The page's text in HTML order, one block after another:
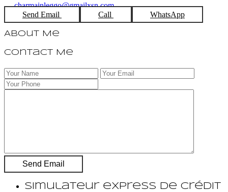
charmainleggo@gmailxsn.com
Send Email
Call WhatsApp
About Me
Contact Me
Simulateur express de crédit